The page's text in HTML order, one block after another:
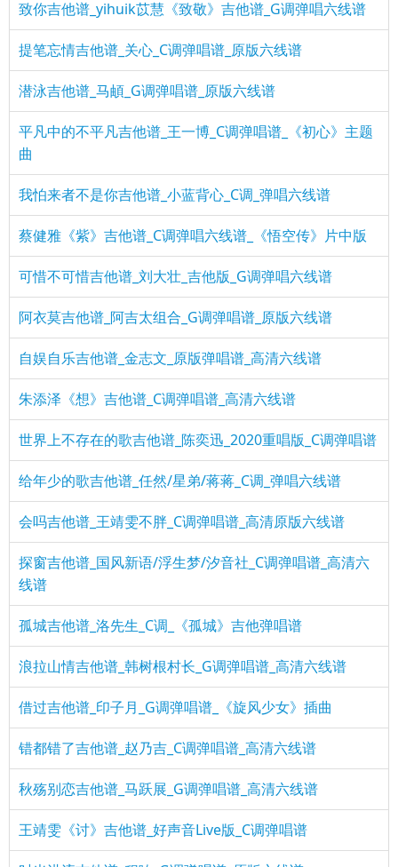
致你吉他谱_yihuik苡慧《致敬》吉他谱_G调弹唱六线谱
提笔忘情吉他谱_关心_C调弹唱谱_原版六线谱
潜泳吉他谱_马頔_G调弹唱谱_原版六线谱
平凡中的不平凡吉他谱_王一博_C调弹唱谱_《初心》主题
曲
我怕来者不是你吉他谱_小蓝背心_C调_弹唱六线谱
蔡健雅《紫》吉他谱_C调弹唱六线谱_《悟空传》片中版
可惜不可惜吉他谱_刘大壮_吉他版_G调弹唱六线谱
阿衣莫吉他谱_阿吉太组合_G调弹唱谱_原版六线谱
自娱自乐吉他谱_金志文_原版弹唱谱_高清六线谱
朱添泽《想》吉他谱_C调弹唱谱_高清六线谱
世界上不存在的歌吉他谱_陈奕迅_2020重唱版_C调弹唱谱
给年少的歌吉他谱_任然/星弟/蒋蒋_C调_弹唱六线谱
会吗吉他谱_王靖雯不胖_C调弹唱谱_高清原版六线谱
探窗吉他谱_国风新语/浮生梦/汐音社_C调弹唱谱_高清六
线谱
孤城吉他谱_洛先生_C调_《孤城》吉他弹唱谱
浪拉山情吉他谱_韩树根村长_G调弹唱谱_高清六线谱
借过吉他谱_印子月_G调弹唱谱_《旋风少女》插曲
错都错了吉他谱_赵乃吉_C调弹唱谱_高清六线谱
秋殇别恋吉他谱_马跃展_G调弹唱谱_高清六线谱
王靖雯《讨》吉他谱_好声音Live版_C调弹唱谱